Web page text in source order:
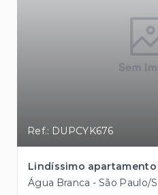
Ref.: DUPCYK676
Água Branca - São Paulo/